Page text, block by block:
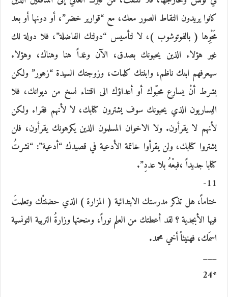
كانوا يريدون التقاط الصور معك، مع “قوارير خضر”، أو دونها أو بعد
مَحْوِها ( بالفوتوشوب )، لا لتأسيس “دولتك الفاضلة”، فلا دولة لك
غير هؤلاء الذين يحبونك بصدق، الآن وغداً هنا وهناك، وهؤلاء
سيعرفهم ابنك ناظم، وابنتك كلمات، وزوجتك السيدة “زهور” ولكن
بشرط أنْ يسارع محبّوك أو أعداؤك الى اقتناء نسخ من ديوانك، فلا
اليساريون الذي يحبونك سوف يشترون كتابك، لا لأنهم فقراء ولكن
لأنهم لا يقرأون. ولا الاخوان المسلمون الذين يكرهونك يقرأون، فلن
يشتروا كتابك، ولن يقرأوا خاتمة الأدعية في قصيدك “أدعية”: “نشرتُ
كتابا جديداً ،فبعْهُ بلا عددِ”.
11-
ختاماً، هل تذكر مدرستك الابتدائية ( المزارة ) الذي حضنتْك وتعلمتَ
فيها الأبجدية ؟ لقد أعطتك من العلم نوراً، ومنحتها وزارةُ التربية التونسية
اسمَك، فهنيئاً أخي محمد.
___
*24